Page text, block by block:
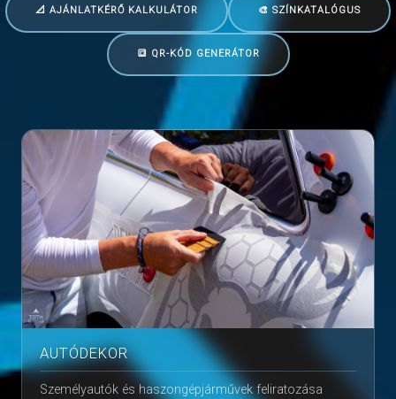
📐 AJÁNLATKÉRŐ KALKULÁTOR 🎨 SZÍNKATALÓGUS
🔳 QR-KÓD GENERÁTOR
AUTÓDEKOR
Személyautók és haszongépjárművek feliratozása